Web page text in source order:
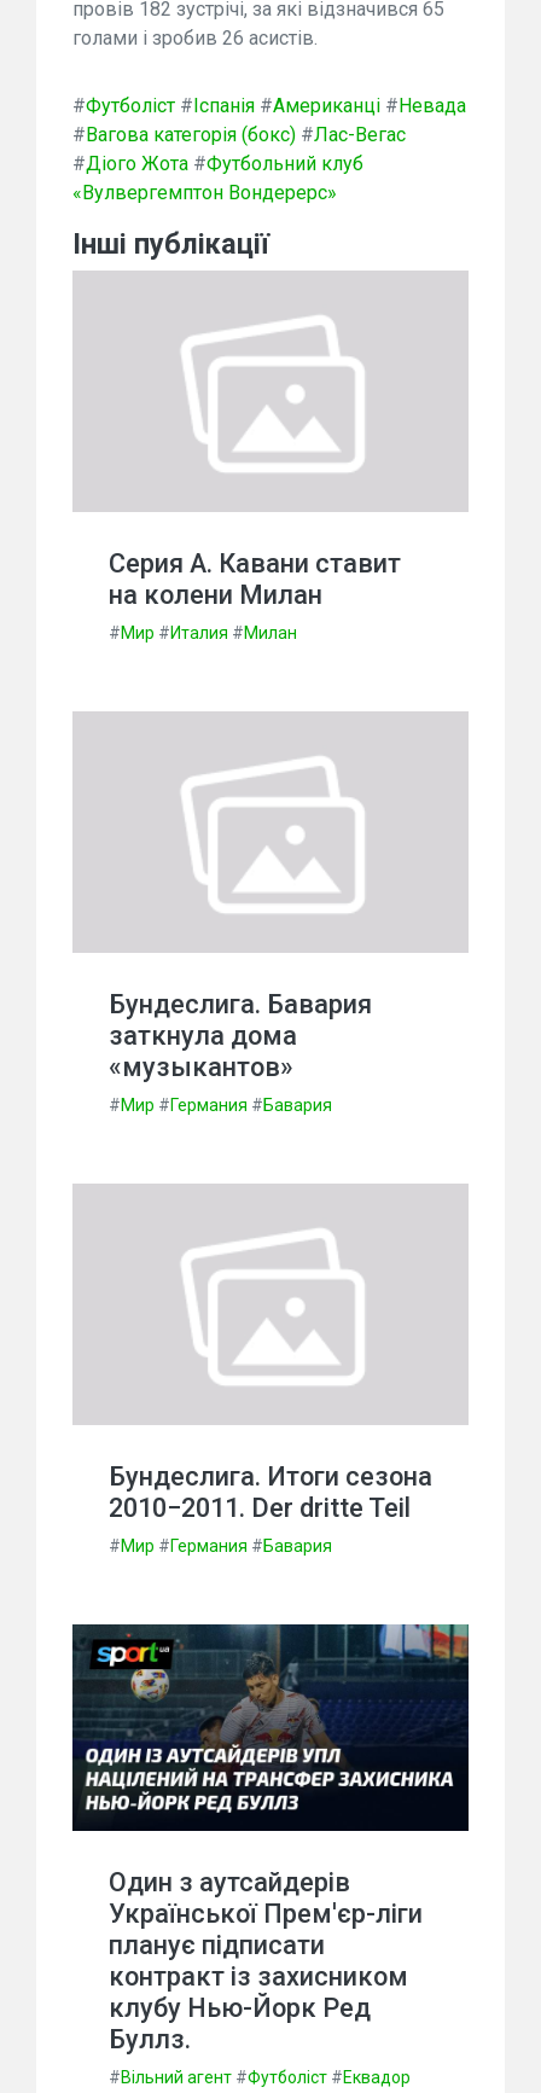
провів 182 зустрічі, за які відзначився 65
голами і зробив 26 асистів.
#Футболіст #Іспанія #Американці #Невада
#Вагова категорія (бокс) #Лас-Вегас
#Діого Жота #Футбольний клуб
«Вулвергемптон Вондерерс»
Інші публікації
Серия А. Кавани ставит
на колени Милан
#Мир #Италия #Милан
Бундеслига. Бавария
заткнула дома
«музыкантов»
#Мир #Германия #Бавария
Бундеслига. Итоги сезона
2010−2011. Der dritte Teil
#Мир #Германия #Бавария
Один з аутсайдерів
Української Прем'єр-ліги
планує підписати
контракт із захисником
клубу Нью-Йорк Ред
Буллз.
#Вільний агент #Футболіст #Еквадор